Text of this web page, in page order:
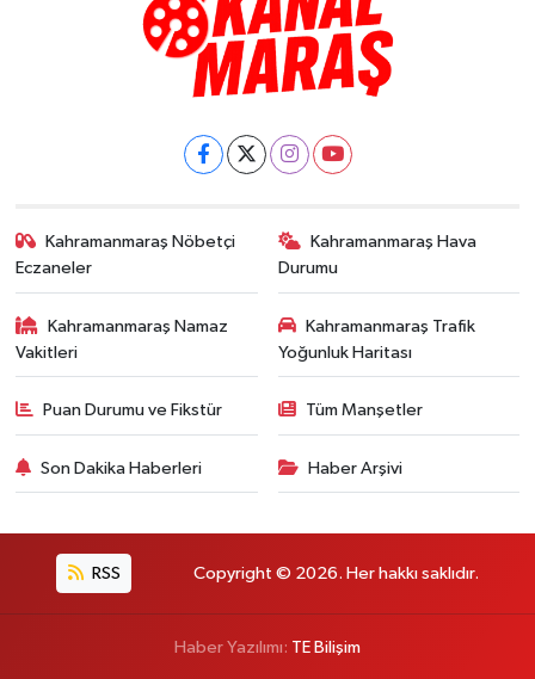
Kahramanmaraş Nöbetçi
Eczaneler
Kahramanmaraş Hava
Durumu
Kahramanmaraş Namaz
Vakitleri
Kahramanmaraş Trafik
Yoğunluk Haritası
Puan Durumu ve Fikstür Tüm Manşetler
Son Dakika Haberleri Haber Arşivi
RSS Copyright © 2026. Her hakkı saklıdır.
Haber Yazılımı: TE Bilişim